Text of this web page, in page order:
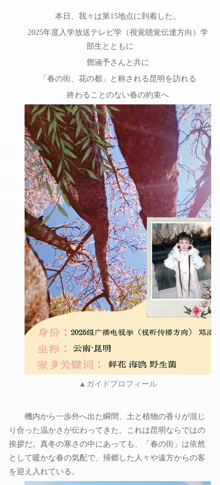
本日、我々は第15地点に到着した。
2025年度入学放送テレビ学（視覚聴覚伝達方向）学
部生とともに
鄧涵予さんと共に
「春の街、花の都」と称される昆明を訪れる
終わることのない春の約束へ
▲ガイドプロフィール
機内から一歩外へ出た瞬間、土と植物の香りが混じ
り合った温かさが伝わってきた。これは昆明ならではの
挨拶だ。真冬の寒さの中にあっても、「春の街」は依然
として暖かな春の気配で、帰郷した人々や遠方からの客
を迎え入れている。